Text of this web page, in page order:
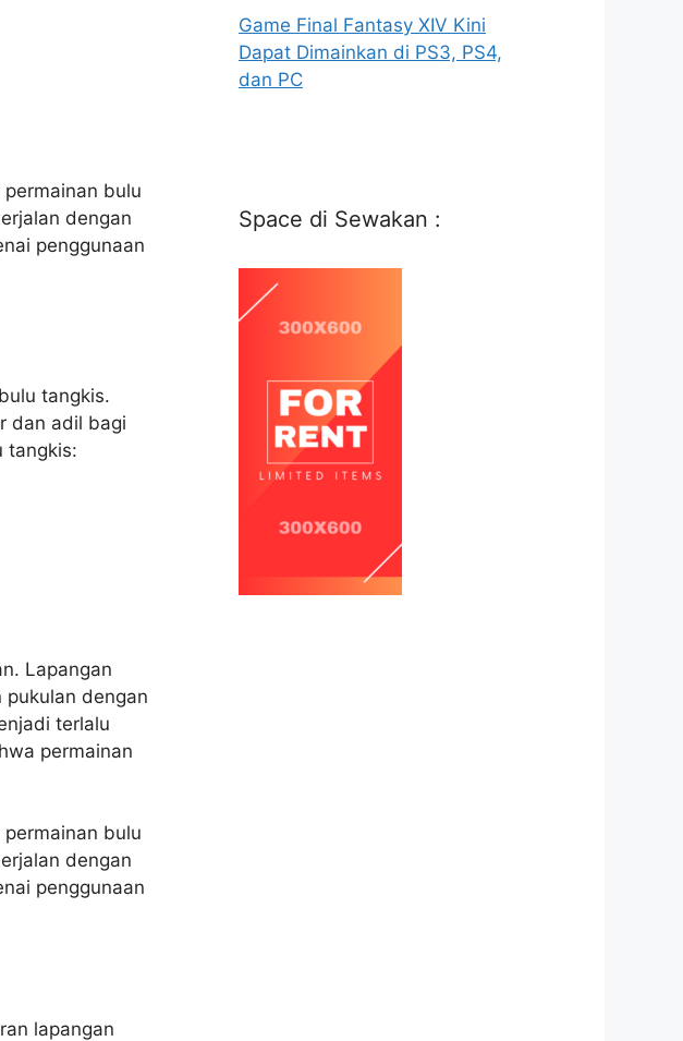
bulu
dengan
penggunaan
tangkis.
dan adil bagi
tangkis:
Lapangan
dengan
terlalu
permainan
bulu
dengan
penggunaan
lapangan
Game Final Fantasy XIV Kini
Dapat Dimainkan di PS3, PS4,
dan PC
Space di Sewakan :